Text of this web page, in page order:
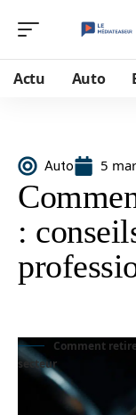
Actu Auto
Auto 5
:
Comment
secteur